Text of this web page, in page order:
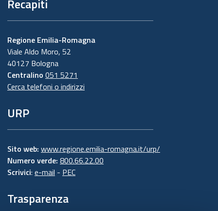
Recapiti
Regione Emilia-Romagna
Viale Aldo Moro, 52
40127 Bologna
Centralino 051 5271
Cerca telefoni o indirizzi
URP
Sito web: www.regione.emilia-romagna.it/urp/
Numero verde: 800.66.22.00
Scrivici: e-mail - PEC
Trasparenza